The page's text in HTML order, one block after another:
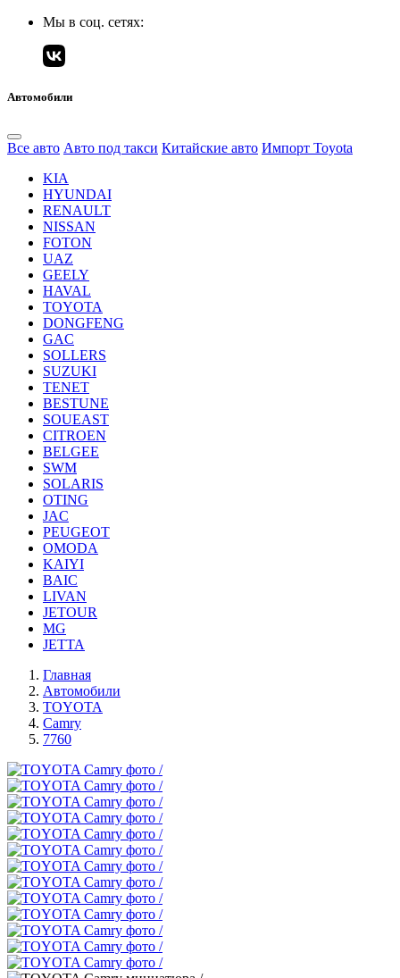
Мы в соц. сетях:
Автомобили
Все авто Авто под такси Китайские авто Импорт Toyota
KIA
HYUNDAI
RENAULT
NISSAN
FOTON
UAZ
GEELY
HAVAL
TOYOTA
DONGFENG
GAC
SOLLERS
SUZUKI
TENET
BESTUNE
SOUEAST
CITROEN
BELGEE
SWM
SOLARIS
OTING
JAC
PEUGEOT
OMODA
KAIYI
BAIC
LIVAN
JETOUR
MG
JETTA
Главная
Автомобили
TOYOTA
Camry
7760